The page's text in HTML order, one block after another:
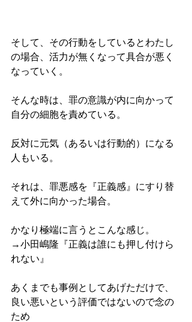
そして、その行動をしているとわたし
の場合、活力が無くなって具合が悪く
なっていく。
そんな時は、罪の意識が内に向かって
自分の細胞を責めている。
反対に元気（あるいは行動的）になる
人もいる。
それは、罪悪感を『正義感』にすり替
えて外に向かった場合。
かなり極端に言うとこんな感じ。
→小田嶋隆『正義は誰にも押し付けら
れない』
あくまでも事例としてあげただけで、
良い悪いという評価ではないので念の
ため